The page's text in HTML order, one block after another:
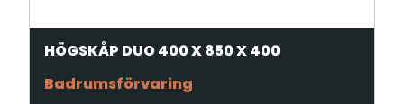
HÖGSKÅP DUO 400 X 850 X 400
Badrumsförvaring